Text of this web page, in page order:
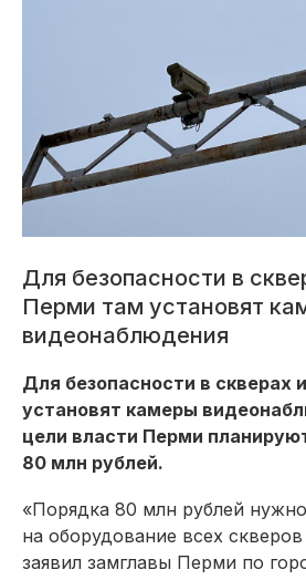
Для безопасности в
Перми там установят
видеонаблюдения
Для безопасности в скверах
установят камеры
цели власти Перми
80 млн рублей.
«Порядка 80 млн рублей
на оборудование всех
заявил замглавы Перми по